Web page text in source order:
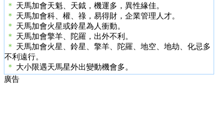
＊ 天馬加會天魁、天鉞，機運多，異性緣佳。
＊ 天馬加會科、權、祿，易得財，企業管理人才。
＊ 天馬加會火星或鈴星為人衝動。
＊ 天馬加會擎羊、陀羅，出外不利。
＊ 天馬加會火星、鈴星、擎羊、陀羅、地空、地劫、化忌多
不利遠行。
＊ 大小限遇天馬星外出變動機會多。
廣告